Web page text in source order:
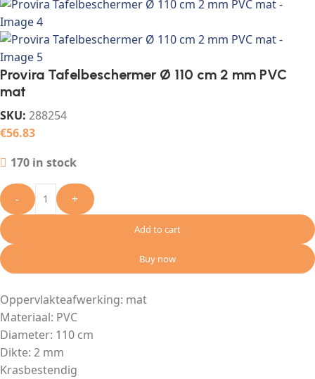
Provira Tafelbeschermer Ø 110 cm 2 mm PVC
mat
SKU: 288254
€56.83
170 in stock
- +
Add to cart
Buy now
Oppervlakteafwerking: mat
Materiaal: PVC
Diameter: 110 cm
Dikte: 2 mm
Krasbestendig